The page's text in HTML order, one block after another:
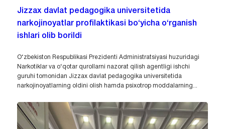
Jizzax davlat pedagogika universitetida
narkojinoyatlar profilaktikasi bo‘yicha o‘rganish
ishlari olib borildi
O‘zbekiston Respublikasi Prezidenti Administratsiyasi huzuridagi
Narkotiklar va o‘qotar qurollarni nazorat qilish agentligi ishchi
guruhi tomonidan Jizzax davlat pedagogika universitetida
narkojinoyatlarning oldini olish hamda psixotrop moddalarning...